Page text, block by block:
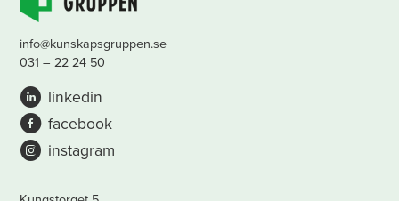
info@kunskapsgruppen.se
031 – 22 24 50
linkedin
facebook
instagram